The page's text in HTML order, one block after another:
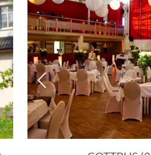
Bild
Vorheriges Bild